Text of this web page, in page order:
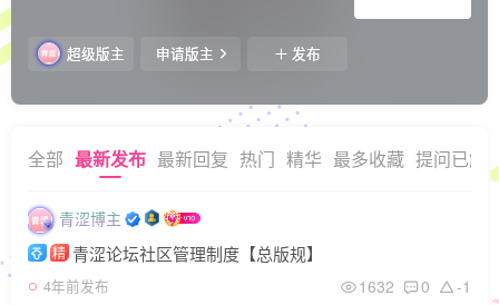
超级版主 申请版主 发布
全部 最新发布 最新回复 热门 精华 最多收藏 提问已解
青涩博主
精 青涩论坛社区管理制度【总版规】
4年前发布 1632 0 -1